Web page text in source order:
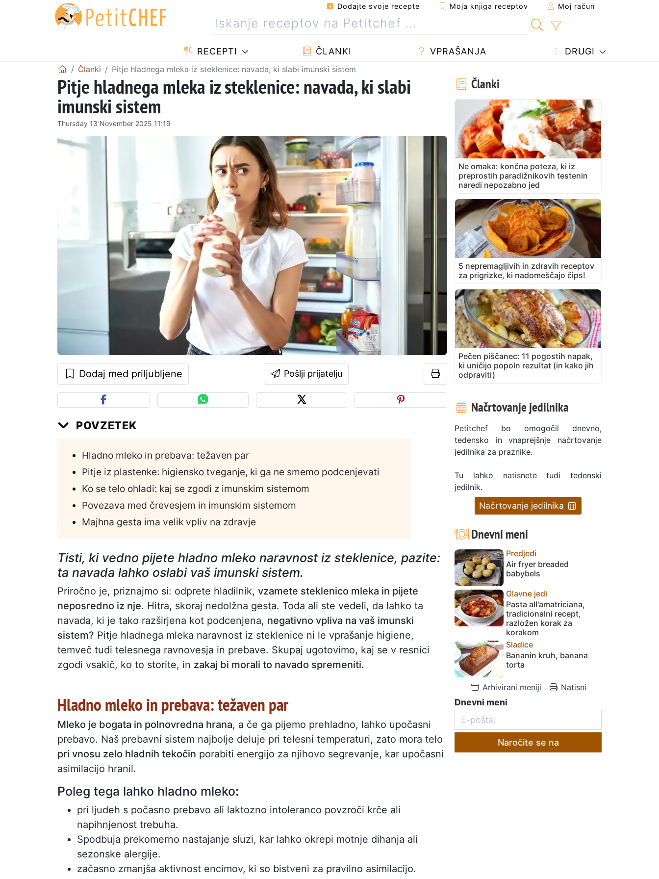
Dodajte svoje recepte Moja knjiga receptov Moj račun
RECEPTI ČLANKI VPRAŠANJA DRUGI
Članki Pitje hladnega mleka iz steklenice: navada, ki slabi imunski sistem
Pitje hladnega mleka iz steklenice: navada, ki slabi
imunski sistem
Thursday 13 November 2025 11:19
Dodaj med priljubljene Pošlji prijatelju
POVZETEK
Hladno mleko in prebava: težaven par
Pitje iz plastenke: higiensko tveganje, ki ga ne smemo podcenjevati
Ko se telo ohladi: kaj se zgodi z imunskim sistemom
Povezava med črevesjem in imunskim sistemom
Majhna gesta ima velik vpliv na zdravje
Tisti, ki vedno pijete hladno mleko naravnost iz steklenice, pazite:
ta navada lahko oslabi vaš imunski sistem.
Priročno je, priznajmo si: odprete hladilnik, vzamete steklenico mleka in pijete
neposredno iz nje. Hitra, skoraj nedolžna gesta. Toda ali ste vedeli, da lahko ta
navada, ki je tako razširjena kot podcenjena, negativno vpliva na vaš imunski
sistem? Pitje hladnega mleka naravnost iz steklenice ni le vprašanje higiene,
temveč tudi telesnega ravnovesja in prebave. Skupaj ugotovimo, kaj se v resnici
zgodi vsakič, ko to storite, in zakaj bi morali to navado spremeniti.
Hladno mleko in prebava: težaven par
Mleko je bogata in polnovredna hrana, a če ga pijemo prehladno, lahko upočasni
prebavo. Naš prebavni sistem najbolje deluje pri telesni temperaturi, zato mora telo
pri vnosu zelo hladnih tekočin porabiti energijo za njihovo segrevanje, kar upočasni
asimilacijo hranil.
Poleg tega lahko hladno mleko:
pri ljudeh s počasno prebavo ali laktozno intoleranco povzroči krče ali
napihnjenost trebuha.
Spodbuja prekomerno nastajanje sluzi, kar lahko okrepi motnje dihanja ali
sezonske alergije.
začasno zmanjša aktivnost encimov, ki so bistveni za pravilno asimilacijo.
Članki
Ne omaka: končna poteza, ki iz
preprostih paradižnikovih testenin
naredi nepozabno jed
5 nepremagljivih in zdravih receptov
za prigrizke, ki nadomeščajo čips!
Pečen piščanec: 11 pogostih napak,
ki uničijo popoln rezultat (in kako jih
odpraviti)
Načrtovanje jedilnika
Petitchef bo omogočil dnevno,
tedensko in vnaprejšnje načrtovanje
jedilnika za praznike.
Tu lahko natisnete tudi tedenski
jedilnik.
Načrtovanje jedilnika
Dnevni meni
Predjedi
Air fryer breaded
babybels
Glavne jedi
Pasta all'amatriciana,
tradicionalni recept,
razložen korak za
korakom
Sladice
Bananin kruh, banana
torta
Arhivirani meniji Natisni
Dnevni meni
Naročite se na